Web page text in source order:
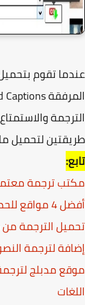
تقوم بتحميل
والاستمتاع
لتحميل
ترجمة معتمد
الافلام الاجنبية بسهولة
الترجمة من
لترجمة
مدبلج لترجمة